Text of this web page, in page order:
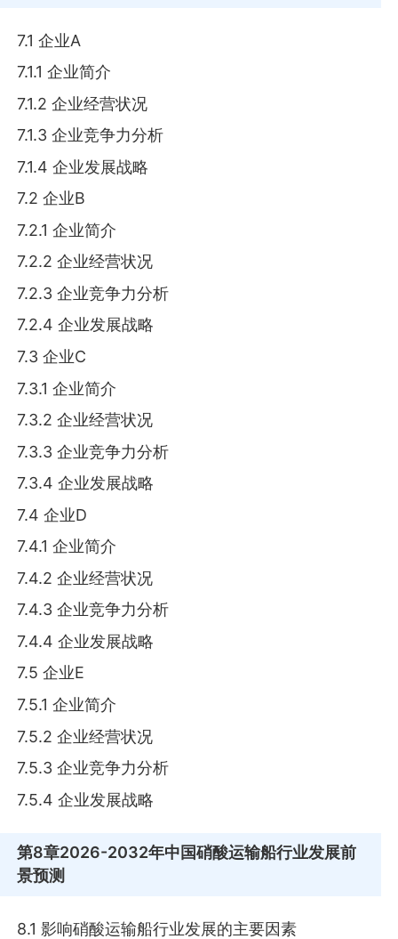
7.1 企业A
7.1.1 企业简介
7.1.2 企业经营状况
7.1.3 企业竞争力分析
7.1.4 企业发展战略
7.2 企业B
7.2.1 企业简介
7.2.2 企业经营状况
7.2.3 企业竞争力分析
7.2.4 企业发展战略
7.3 企业C
7.3.1 企业简介
7.3.2 企业经营状况
7.3.3 企业竞争力分析
7.3.4 企业发展战略
7.4 企业D
7.4.1 企业简介
7.4.2 企业经营状况
7.4.3 企业竞争力分析
7.4.4 企业发展战略
7.5 企业E
7.5.1 企业简介
7.5.2 企业经营状况
7.5.3 企业竞争力分析
7.5.4 企业发展战略
第8章2026-2032年中国硝酸运输船行业发展前
景预测
8.1 影响硝酸运输船行业发展的主要因素